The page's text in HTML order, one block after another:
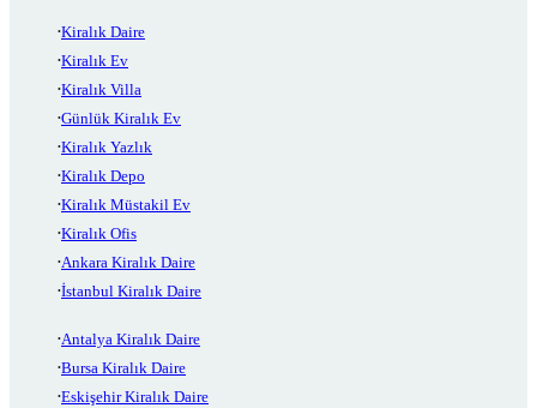
Kiralık Daire
Kiralık Ev
Kiralık Villa
Günlük Kiralık Ev
Kiralık Yazlık
Kiralık Depo
Kiralık Müstakil Ev
Kiralık Ofis
Ankara Kiralık Daire
İstanbul Kiralık Daire
Antalya Kiralık Daire
Bursa Kiralık Daire
Eskişehir Kiralık Daire